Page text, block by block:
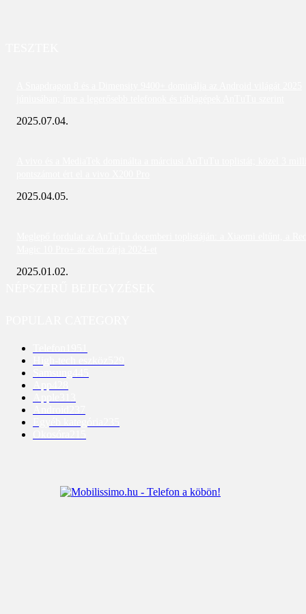
2025.07.04.
2025.04.05.
2025.01.02.